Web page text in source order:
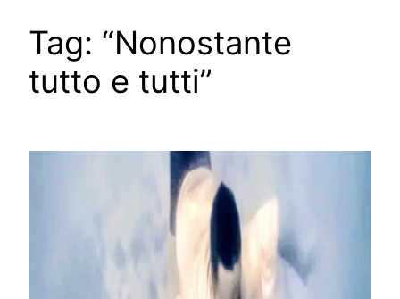
Tag: “Nonostante
tutto e tutti”